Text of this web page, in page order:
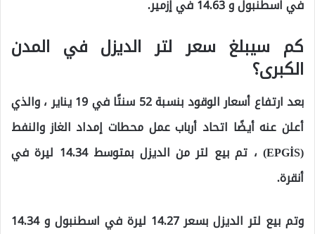
في اسطنبول و 14.63 في إزمير.
كم سيبلغ سعر لتر الديزل في المدن
الكبرى؟
بعد ارتفاع أسعار الوقود بنسبة 52 سنتًا في 19 يناير ، والذي
أعلن عنه أيضًا اتحاد أرباب عمل محطات إمداد الغاز والنفط
(EPGİS) ، تم بيع لتر من الديزل بمتوسط ​​14.34 ليرة في
أنقرة.
وتم بيع لتر الديزل بسعر 14.27 ليرة في اسطنبول و 14.34